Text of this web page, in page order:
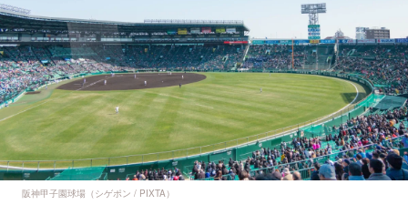
阪神甲子園球場（シゲポン / PIXTA）